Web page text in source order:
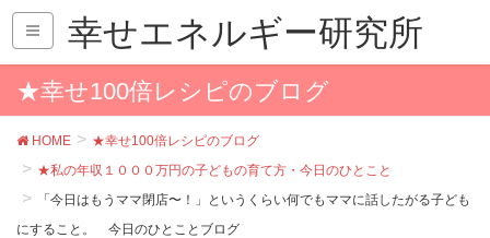
幸せエネルギー研究所
★幸せ100倍レシピのブログ
HOME
★幸せ100倍レシピのブログ
★私の年収１０００万円の子どもの育て方・今日のひとこと
「今日はもうママ閉店〜！」というくらい何でもママに話したがる子ども
にすること。 今日のひとことブログ